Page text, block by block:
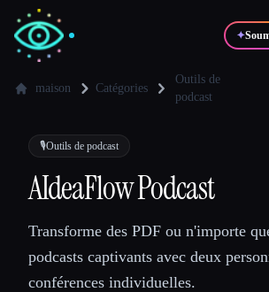
✦
💻Développeurs
🎓Étudiants 🎬
maison Catégories
Outils de
podcast
🎙️Outils de podcast
AIdeaFlow Podcast
Transforme des PDF ou n'importe
podcasts captivants avec deux
conférences individuelles.